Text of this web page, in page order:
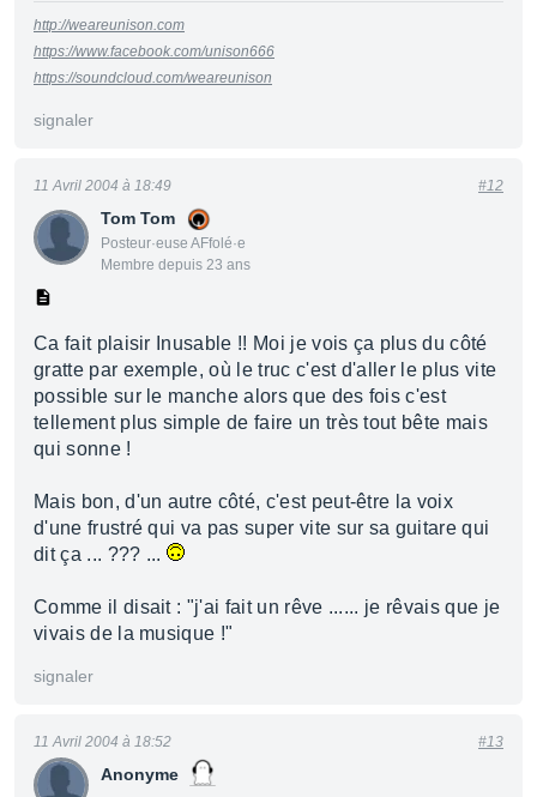
http://weareunison.com
https://www.facebook.com/unison666
https://soundcloud.com/weareunison
signaler
Tom Tom
Posteur·euse AFfolé·e
Membre depuis 23 ans
11 Avril 2004 à 18:49 #12
Ca fait plaisir Inusable !! Moi je vois ça plus du côté
gratte par exemple, où le truc c'est d'aller le plus vite
possible sur le manche alors que des fois c'est
tellement plus simple de faire un très tout bête mais
qui sonne !
Mais bon, d'un autre côté, c'est peut-être la voix
d'une frustré qui va pas super vite sur sa guitare qui
dit ça ... ??? ...
Comme il disait : "j'ai fait un rêve ...... je rêvais que je
vivais de la musique !"
signaler
Anonyme
11 Avril 2004 à 18:52 #13